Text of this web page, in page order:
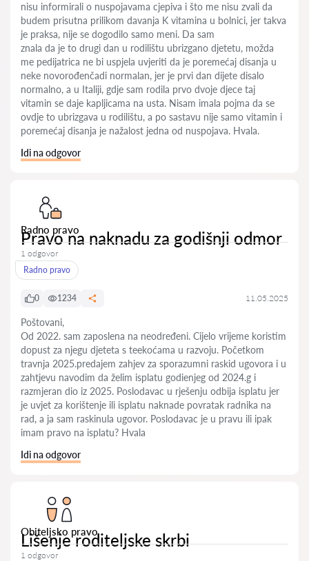
nisu informirali o nuspojavama cjepiva i što me nisu zvali da
budem prisutna prilikom davanja K vitamina u bolnici, jer takva
je praksa, nije se dogodilo samo meni. Da sam
znala da je to drugi dan u rodilištu ubrizgano djetetu, možda
me pedijatrica ne bi uspjela uvjeriti da je poremećaj disanja u
neke novorođenčadi normalan, jer je prvi dan dijete disalo
normalno, a u Italiji, gdje sam rodila prvo dvoje djece taj
vitamin se daje kapljicama na usta. Nisam imala pojma da se
ovdje to ubrizgava u rodilištu, a po sastavu nije samo vitamin i
poremećaj disanja je nažalost jedna od nuspojava. Hvala.
Idi na odgovor
Radno pravo
Pravo na naknadu za godišnji odmor
1 odgovor
Radno pravo
0 1234 11.05.2025
Poštovani,
Od 2022. sam zaposlena na neodređeni. Cijelo vrijeme koristim
dopust za njegu djeteta s teekoćama u razvoju. Početkom
travnja 2025.predajem zahjev za sporazumni raskid ugovora i u
zahtjevu navodim da želim isplatu godienjeg od 2024.g i
razmjeran dio iz 2025. Poslodavac u rješenju odbija isplatu jer
je uvjet za korištenje ili isplatu naknade povratak radnika na
rad, a ja sam raskinula ugovor. Poslodavac je u pravu ili ipak
imam pravo na isplatu? Hvala
Idi na odgovor
Obiteljsko pravo
Lišenje roditeljske skrbi
1 odgovor